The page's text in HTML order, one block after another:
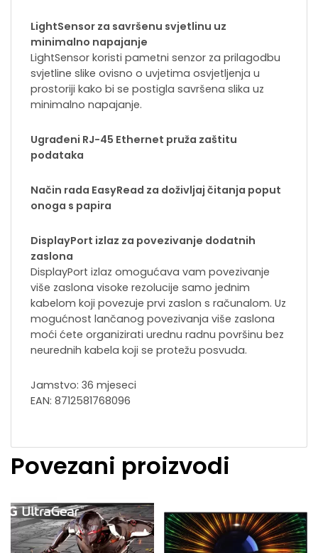
LightSensor za savršenu svjetlinu uz
minimalno napajanje
LightSensor koristi pametni senzor za prilagodbu
svjetline slike ovisno o uvjetima osvjetljenja u
prostoriji kako bi se postigla savršena slika uz
minimalno napajanje.
Ugrađeni RJ-45 Ethernet pruža zaštitu
podataka
Način rada EasyRead za doživljaj čitanja poput
onoga s papira
DisplayPort izlaz za povezivanje dodatnih
zaslona
DisplayPort izlaz omogućava vam povezivanje
više zaslona visoke rezolucije samo jednim
kabelom koji povezuje prvi zaslon s računalom. Uz
mogućnost lančanog povezivanja više zaslona
moći ćete organizirati urednu radnu površinu bez
neurednih kabela koji se protežu posvuda.
Jamstvo: 36 mjeseci
EAN: 8712581768096
Povezani proizvodi